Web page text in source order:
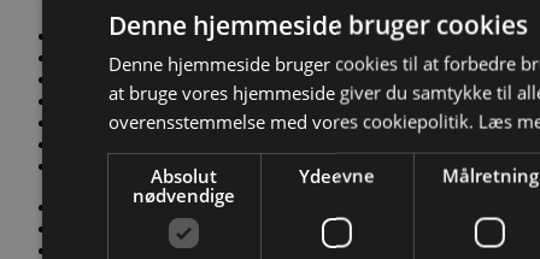
Kontakt os
Værktøjskassen
Salgs- og Leveringsbetingelser
Conditions of Sale and Delivery
Code of Conduct
Kontakt os
Værktøjskassen
Denne hjemmeside bruger cookies
Denne hjemmeside bruger cookies til at forbedre
at bruge vores hjemmeside giver du samtykke til
overensstemmelse med vores cookiepolitik. Læs
Absolut
nødvendige
Ydeevne Målretning